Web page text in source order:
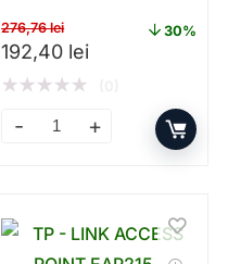
WI – FI
276,76lei
Prețul inițial a fost:
192,40 leiPrețul curent
30%
★★★★★
Range Extender